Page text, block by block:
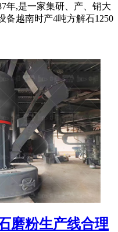
年,是一家集研、产、销大
备越南时产4吨方解石1250
磨粉生产线合理